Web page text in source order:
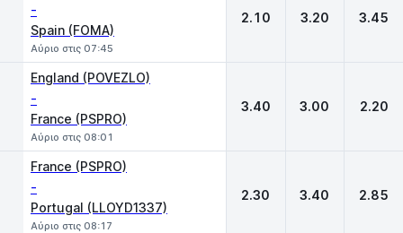
-
Spain (FOMA)
Αύριο στις 07:45
2.10 3.20 3.45
England (POVEZLO)
-
France (PSPRO)
Αύριο στις 08:01
3.40 3.00 2.20
France (PSPRO)
-
Portugal (LLOYD1337)
Αύριο στις 08:17
2.30 3.40 2.85